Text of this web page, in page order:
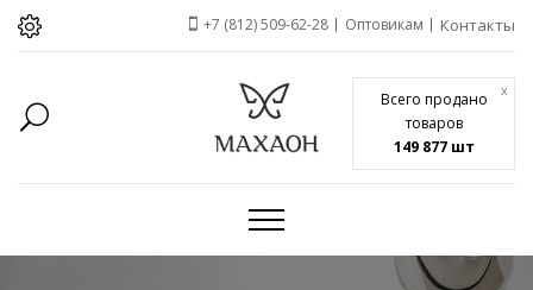
Всего продано
товаров
149 877 шт
x
+7 (812) 509-62-28 Оптовикам Контакты